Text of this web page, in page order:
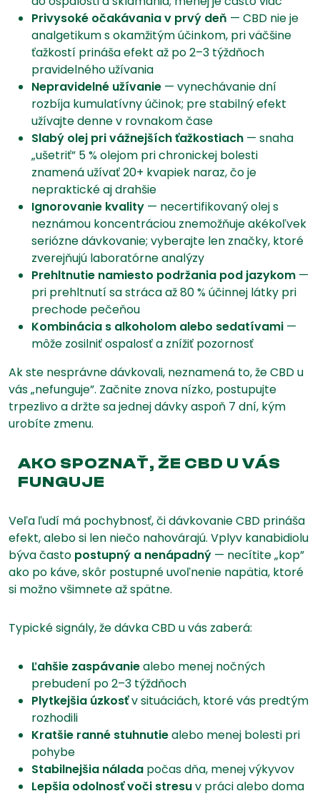
Privysoké očakávania v prvý deň — CBD nie je
analgetikum s okamžitým účinkom, pri väčšine
ťažkostí prináša efekt až po 2–3 týždňoch
pravidelného užívania
Nepravidelné užívanie — vynechávanie dní
rozbíja kumulatívny účinok; pre stabilný efekt
užívajte denne v rovnakom čase
Slabý olej pri vážnejších ťažkostiach — snaha
„ušetriť” 5 % olejom pri chronickej bolesti
znamená užívať 20+ kvapiek naraz, čo je
nepraktické aj drahšie
Ignorovanie kvality — necertifikovaný olej s
neznámou koncentráciou znemožňuje akékoľvek
seriózne dávkovanie; vyberajte len značky, ktoré
zverejňujú laboratórne analýzy
Prehltnutie namiesto podržania pod jazykom —
pri prehltnutí sa stráca až 80 % účinnej látky pri
prechode pečeňou
Kombinácia s alkoholom alebo sedatívami —
môže zosilniť ospalosť a znížiť pozornosť
Ak ste nesprávne dávkovali, neznamená to, že CBD u
vás „nefunguje”. Začnite znova nízko, postupujte
trpezlivo a držte sa jednej dávky aspoň 7 dní, kým
urobíte zmenu.
AKO SPOZNAŤ, ŽE CBD U VÁS
FUNGUJE
Veľa ľudí má pochybnosť, či dávkovanie CBD prináša
efekt, alebo si len niečo nahovárajú. Vplyv kanabidiolu
býva často postupný a nenápadný — necítite „kop”
ako po káve, skôr postupné uvoľnenie napätia, ktoré
si možno všimnete až spätne.
Typické signály, že dávka CBD u vás zaberá:
Ľahšie zaspávaniealebo menej nočných
prebudení po 2–3 týždňoch
Plytkejšia úzkosťv situáciách, ktoré vás predtým
rozhodili
Kratšie ranné stuhnutiealebo menej bolesti pri
pohybe
Stabilnejšia nálada počas dňa, menej výkyvov
Lepšia odolnosť voči stresuv práci alebo doma